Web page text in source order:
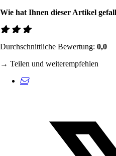
Wie hat Ihnen dieser Artikel
Durchschnittliche Bewertung: 0,0
→ Teilen und weiterempfehlen